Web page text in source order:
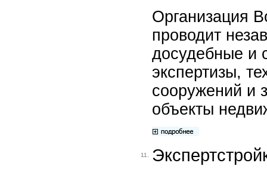
Организация
проводит
досудебные и
экспертизы,
сооружений и
объекты
11.